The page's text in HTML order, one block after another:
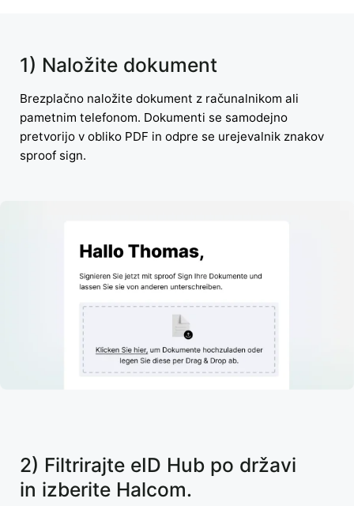
1) Naložite dokument
Brezplačno naložite dokument z računalnikom ali
pametnim telefonom. Dokumenti se samodejno
pretvorijo v obliko PDF in odpre se urejevalnik znakov
sproof sign.
2) Filtrirajte eID Hub po državi
in izberite Halcom.